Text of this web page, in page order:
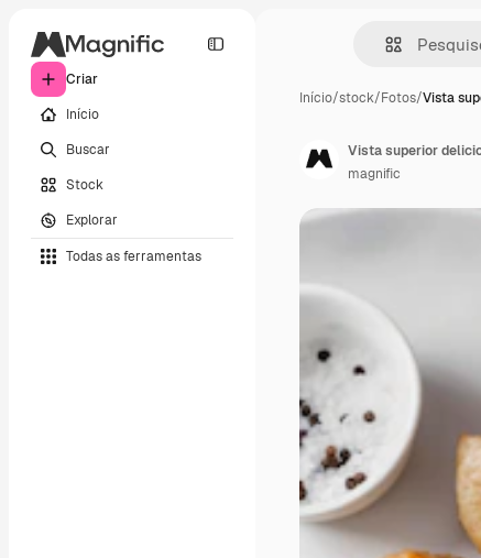
Criar
Início
Buscar
Stock
Explorar
Todas as ferramentas
Início/stock/Fotos/Vista
Vista superior
magnific